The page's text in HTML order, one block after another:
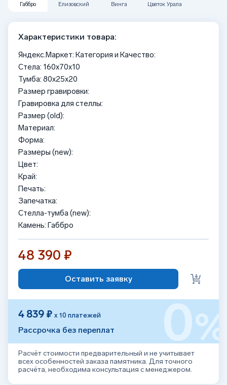
Габбро Елизовский Винга Цветок Урала
Характеристики товара:
Яндекс.Маркет: Категория и Качество:
Стела: 160x70x10
Тумба: 80x25x20
Размер гравировки:
Гравировка для стеллы:
Размер (old):
Материал:
Форма:
Размеры (new):
Цвет:
Край:
Печать:
Запечатка:
Стелла-тумба (new):
Камень: Габбро
48 390 ₽
Оставить заявку
4 839 ₽ х 10 платежей
Рассрочка без переплат 0%
Расчёт стоимости предварительный и не учитывает
всех особенностей заказа памятника. Для точного
расчёта, необходима консультация с менеджером.